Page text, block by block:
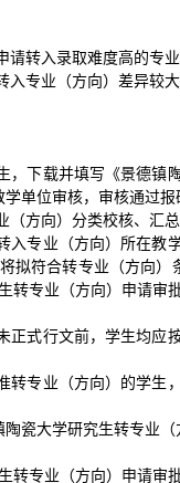
转入录取难度高的专业
专业（方向）差异较大
，下载并填写《景德
单位审核，审核通过报
方向）分类校核、汇
入专业（方向）所在教
拟符合转专业（方向
转专业（方向）申请审
正式行文前，学生均应
转专业（方向）的学生
瓷大学研究生转专业（
转专业（方向）申请审批